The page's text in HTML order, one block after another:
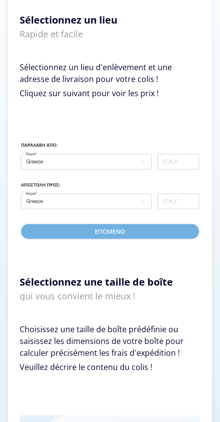
Sélectionnez un lieu
Rapide et facile
Sélectionnez un lieu d'enlèvement et une
adresse de livraison pour votre colis !
Cliquez sur suivant pour voir les prix !
Sélectionnez une taille de boîte
qui vous convient le mieux !
Choisissez une taille de boîte prédéfinie ou
saisissez les dimensions de votre boîte pour
calculer précisément les frais d'expédition !
Veuillez décrire le contenu du colis !